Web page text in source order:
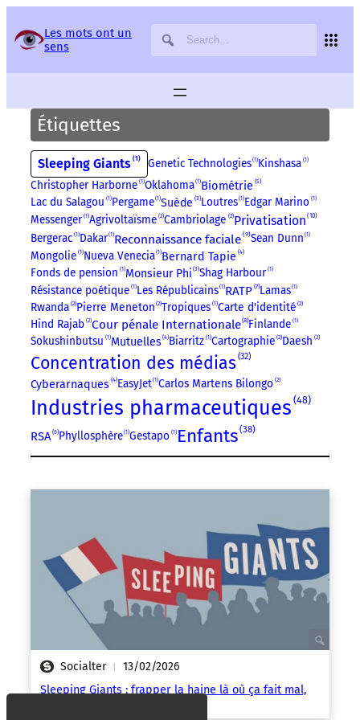
Les mots ont un
sens
Étiquettes
Sleeping Giants 1 Genetic Technologies 1 Kinshasa 1
Christopher Harborne 1 Oklahoma 1 Biométrie 5
Lac du Salagou 1 Pergame 1 Suède 3 Loutres 1 Edgar Marino 1
Messenger 1 Agrivoltaïsme 2 Cambriolage 2 Privatisation 10
Bergerac 1 Dakar 1 Reconnaissance faciale 9 Sean Dunn 1
Mongolie 1 Nueva Venecia 1 Bernard Tapie 4
Fonds de pension 1 Monsieur Phi 3 Shag Harbour 1
Résistance poétique 1 Les Républicains 1 RATP 7 Lamas 1
Rwanda 2 Pierre Meneton 2 Tropiques 1 Carte d'identité 2
Hind Rajab 2 Cour pénale Internationale 8 Finlande 1
Sokushinbutsu 1 Mutuelles 4 Biarritz 1 Cartographie 2 Daesh 2
Concentration des médias 32
Cyberarnaques 4 EasyJet 1 Carlos Martens Bilongo 2
Industries pharmaceutiques 48
RSA 6 Phyllosphère 1 Gestapo 1 Enfants 38
Socialter | 13/02/2026
Sleeping Giants : frapper la haine là où ça fait mal,
Panneau de gestion des services